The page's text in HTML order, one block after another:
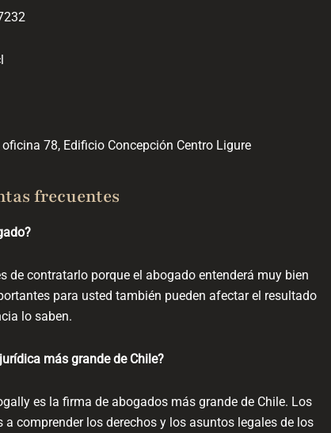
78, Edificio Concepción Centro Ligure
frecuentes
de contratarlo porque el abogado entenderá muy bien
para usted también pueden afectar el resultado
lo saben.
más grande de Chile?
es la firma de abogados más grande de Chile. Los
comprender los derechos y los asuntos legales de los